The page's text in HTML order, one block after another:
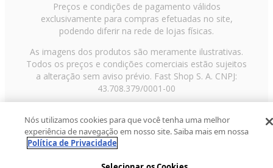
Preços e condições de pagamento válidos
exclusivamente para compras efetuadas no site,
podendo diferir na rede de lojas físicas.
As imagens dos produtos são meramente ilustrativas.
Todos os preços e condições comerciais estão sujeitos
a alteração sem aviso prévio. Fast Shop S. A. CNPJ:
43.708.379/0001-00
Paulo/SP, CEP 02029-001, Telefone: 11 3003-3728 ©
2013 Fast Shop - Todos os direitos reservadosRF
Nós utilizamos cookies para que você tenha uma melhor
experiência de navegação em nosso site. Saiba mais em nossa
Política de Privacidade